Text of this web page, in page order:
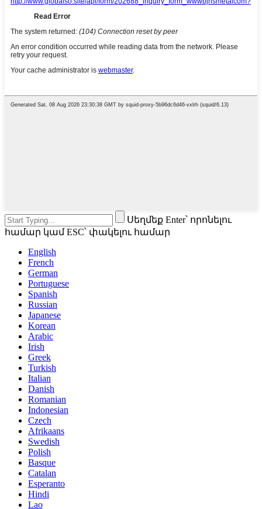
Սեղմեք Enter՝ որոնելու
համար կամ ESC՝ փակելու համար
English
French
German
Portuguese
Spanish
Russian
Japanese
Korean
Arabic
Irish
Greek
Turkish
Italian
Danish
Romanian
Indonesian
Czech
Afrikaans
Swedish
Polish
Basque
Catalan
Esperanto
Hindi
Lao